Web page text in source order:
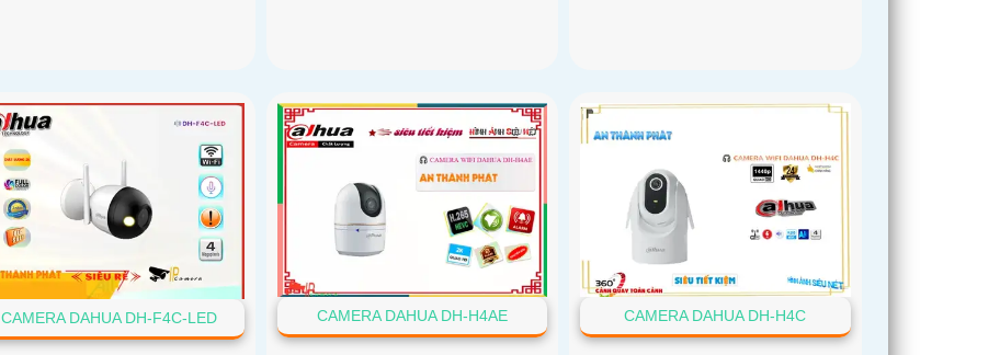
CAMERA DAHUA DH-F4C-LED CAMERA DAHUA DH-H4AE CAMERA DAHUA DH-H4C